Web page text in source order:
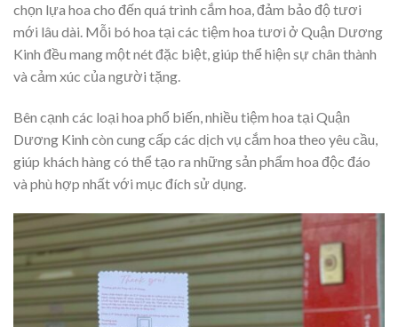
chọn lựa hoa cho đến quá trình cắm hoa, đảm bảo độ tươi
mới lâu dài. Mỗi bó hoa tại các tiệm hoa tươi ở Quận Dương
Kinh đều mang một nét đặc biệt, giúp thể hiện sự chân thành
và cảm xúc của người tặng.
Bên cạnh các loại hoa phổ biến, nhiều tiệm hoa tại Quận
Dương Kinh còn cung cấp các dịch vụ cắm hoa theo yêu cầu,
giúp khách hàng có thể tạo ra những sản phẩm hoa độc đáo
và phù hợp nhất với mục đích sử dụng.